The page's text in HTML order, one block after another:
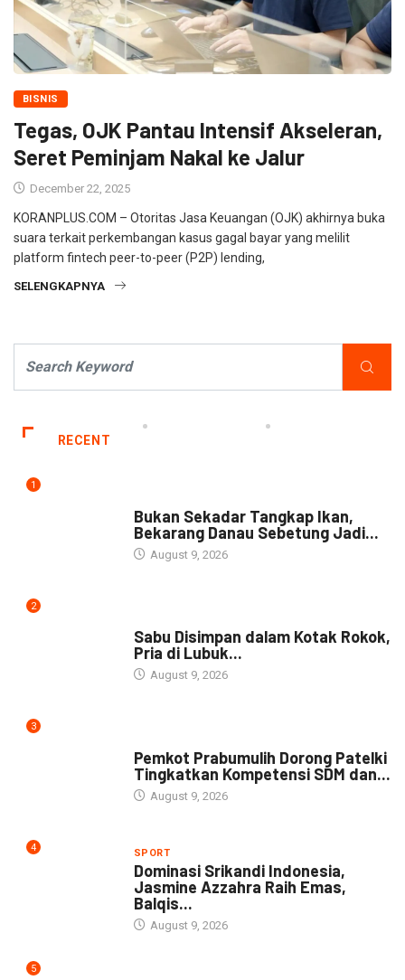
BISNIS
Tegas, OJK Pantau Intensif Akseleran,
Seret Peminjam Nakal ke Jalur
December 22, 2025
KORANPLUS.COM – Otoritas Jasa Keuangan (OJK) akhirnya buka
suara terkait perkembangan kasus gagal bayar yang melilit
platform fintech peer-to-peer (P2P) lending,
SELENGKAPNYA
RECENT
1
Bukan Sekadar Tangkap Ikan,
Bekarang Danau Sebetung Jadi...
August 9, 2026
2
Sabu Disimpan dalam Kotak Rokok,
Pria di Lubuk...
August 9, 2026
3
Pemkot Prabumulih Dorong Patelki
Tingkatkan Kompetensi SDM dan...
August 9, 2026
4 SPORT
Dominasi Srikandi Indonesia,
Jasmine Azzahra Raih Emas,
Balqis...
August 9, 2026
5